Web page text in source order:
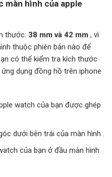
màn hình của apple
thước: 38 mm và 42 mm , vì
thuộc phiên bản nào để
có thể kiểm tra kích thước
dụng đồng hồ trên iphone
watch của bạn được ghép
dưới bên trái của màn hình .
của bạn ở đầu màn hình